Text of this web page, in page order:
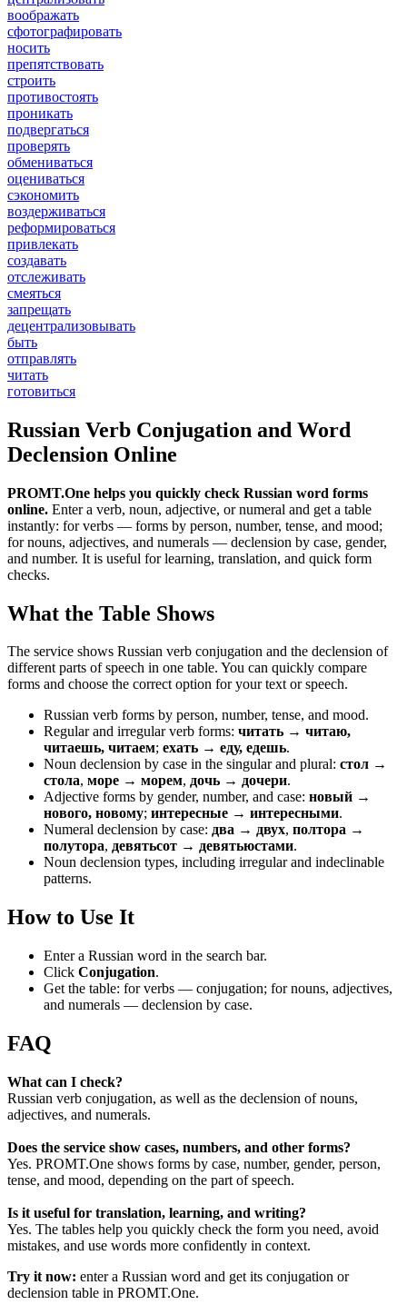
воображать
сфотографировать
носить
препятствовать
строить
противостоять
проникать
подвергаться
проверять
обмениваться
оцениваться
сэкономить
воздерживаться
реформироваться
привлекать
создавать
отслеживать
смеяться
запрещать
децентрализовывать
быть
отправлять
читать
готовиться
Russian Verb Conjugation and Word
Declension Online
PROMT.One helps you quickly check Russian word forms
online. Enter a verb, noun, adjective, or numeral and get a table
instantly: for verbs — forms by person, number, tense, and mood;
for nouns, adjectives, and numerals — declension by case, gender,
and number. It is useful for learning, translation, and quick form
checks.
What the Table Shows
The service shows Russian verb conjugation and the declension of
different parts of speech in one table. You can quickly compare
forms and choose the correct option for your text or speech.
Russian verb forms by person, number, tense, and mood.
Regular and irregular verb forms: читать → читаю,
читаешь, читаем; ехать → еду, едешь.
Noun declension by case in the singular and plural: стол →
стола, море → морем, дочь → дочери.
Adjective forms by gender, number, and case: новый →
нового, новому; интересные → интересными.
Numeral declension by case: два → двух, полтора →
полутора, девятьсот → девятьюстами.
Noun declension types, including irregular and indeclinable
patterns.
How to Use It
Enter a Russian word in the search bar.
Click Conjugation.
Get the table: for verbs — conjugation; for nouns, adjectives,
and numerals — declension by case.
FAQ
What can I check?
Russian verb conjugation, as well as the declension of nouns,
adjectives, and numerals.
Does the service show cases, numbers, and other forms?
Yes. PROMT.One shows forms by case, number, gender, person,
tense, and mood, depending on the part of speech.
Is it useful for translation, learning, and writing?
Yes. The tables help you quickly check the form you need, avoid
mistakes, and use words more confidently in context.
Try it now: enter a Russian word and get its conjugation or
declension table in PROMT.One.